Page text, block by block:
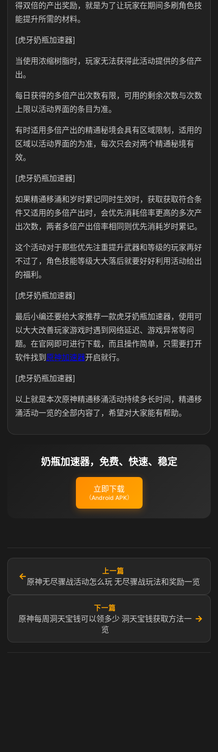
得双倍的产出奖励，就是为了让玩家在期间多刷角色技
能提升所需的材料。
[虎牙奶瓶加速器]
当使用浓缩树脂时，玩家无法获得此活动提供的多倍产
出。
每日获得的多倍产出次数有限，可用的剩余次数与次数
上限以活动界面的条目为准。
有时适用多倍产出的精通秘境会具有区域限制，适用的
区域以活动界面的为准，每次只会对两个精通秘境有
效。
[虎牙奶瓶加速器]
如果精通移涌和岁时累记同时生效时，获取获取符合条
件又适用的多倍产出时，会优先消耗倍率更高的多次产
出次数，两者多倍产出倍率相同则优先消耗岁时累记。
这个活动对于那些优先注重提升武器和等级的玩家再好
不过了，角色技能等级大大落后就要好好利用活动给出
的福利。
[虎牙奶瓶加速器]
最后小编还要给大家推荐一款虎牙奶瓶加速器，使用可
以大大改善玩家游戏时遇到网络延迟、游戏异常等问
题。在官网即可进行下载，而且操作简单，只需要打开
软件找到 原神加速器开启就行。
[虎牙奶瓶加速器]
以上就是本次原神精通移涌活动持续多长时间，精通移
涌活动一览的全部内容了，希望对大家能有帮助。
奶瓶加速器，免费、快速、稳定
立即下载
（Android APK）
←
上一篇
原神无尽骤战活动怎么玩 无尽骤战玩法和奖励一览
下一篇
原神每周洞天宝钱可以领多少 洞天宝钱获取方法一
览
→